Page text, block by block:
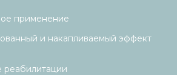
реабилитации
применение
и накапливаемый эффект